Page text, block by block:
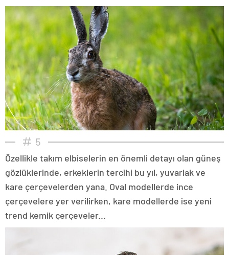
5
Özellikle takım elbiselerin en önemli detayı olan güneş
gözlüklerinde, erkeklerin tercihi bu yıl, yuvarlak ve
kare çerçevelerden yana. Oval modellerde ince
çerçevelere yer verilirken, kare modellerde ise yeni
trend kemik çerçeveler...